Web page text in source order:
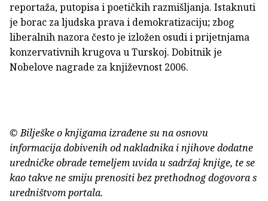
reportaža, putopisa i poetičkih razmišljanja. Istaknuti
je borac za ljudska prava i demokratizaciju; zbog
liberalnih nazora često je izložen osudi i prijetnjama
konzervativnih krugova u Turskoj. Dobitnik je
Nobelove nagrade za književnost 2006.
© Bilješke o knjigama izrađene su na osnovu
informacija dobivenih od nakladnika i njihove dodatne
uredničke obrade temeljem uvida u sadržaj knjige, te se
kao takve ne smiju prenositi bez prethodnog dogovora s
uredništvom portala.